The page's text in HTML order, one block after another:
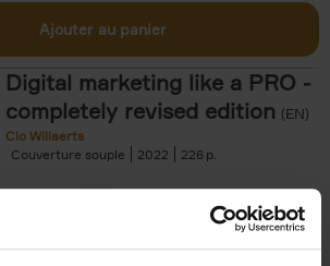
Ajouter au panier
Digital marketing like a PRO -
completely revised edition (EN)
Clo Willaerts
Couverture souple
2022 226
€35,50